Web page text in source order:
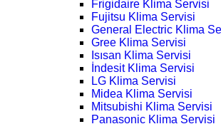
Frigidaire Klima Servisi
Fujitsu Klima Servisi
General Electric Klima
Gree Klima Servisi
Isısan Klima Servisi
İndesit Klima Servisi
LG Klima Servisi
Midea Klima Servisi
Mitsubishi Klima Servisi
Panasonic Klima Servisi